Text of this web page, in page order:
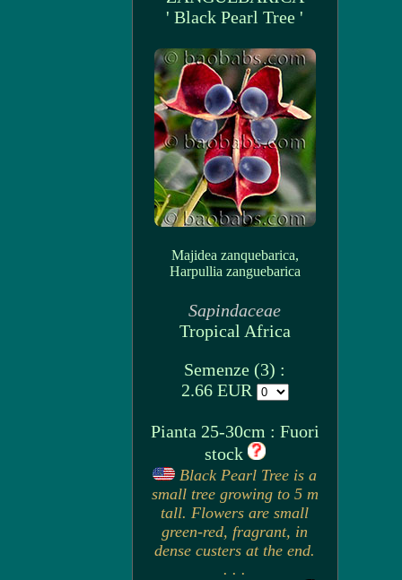
' Black Pearl Tree '
Majidea zanquebarica,
Harpullia zanguebarica
Sapindaceae
Tropical Africa
Semenze (3) :
2.66 EUR
Pianta 25-30cm : Fuori
stock
Black Pearl Tree is a
small tree growing to 5 m
tall. Flowers are small
green-red, fragrant, in
dense custers at the end.
. . .